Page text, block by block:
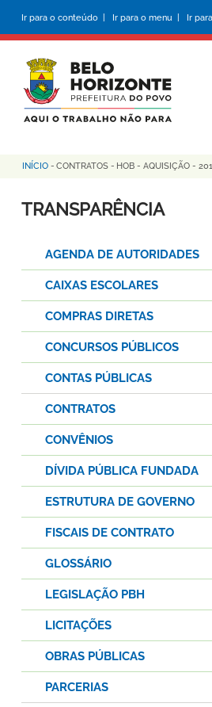
conteúdo
principal
Ir para o conteúdo | Ir para o menu | Ir
Trilha
de
INÍCIO - CONTRATOS - HOB - AQUISIÇÃO -
TRANSPARÊNCIA
AGENDA DE AUTORIDADES
CAIXAS ESCOLARES
COMPRAS DIRETAS
CONCURSOS PÚBLICOS
CONTAS PÚBLICAS
CONTRATOS
CONVÊNIOS
DÍVIDA PÚBLICA FUNDADA
ESTRUTURA DE GOVERNO
FISCAIS DE CONTRATO
GLOSSÁRIO
LEGISLAÇÃO PBH
LICITAÇÕES
OBRAS PÚBLICAS
PARCERIAS